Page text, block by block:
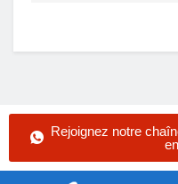
Rejoignez notre